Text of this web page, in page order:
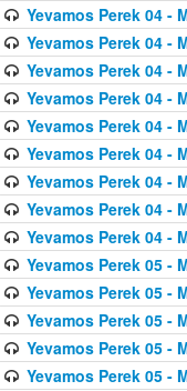
Yevamos Perek 04 -
Yevamos Perek 04 -
Yevamos Perek 04 -
Yevamos Perek 04 -
Yevamos Perek 04 -
Yevamos Perek 04 -
Yevamos Perek 04 -
Yevamos Perek 04 -
Yevamos Perek 04 -
Yevamos Perek 05 -
Yevamos Perek 05 -
Yevamos Perek 05 -
Yevamos Perek 05 -
Yevamos Perek 05 -